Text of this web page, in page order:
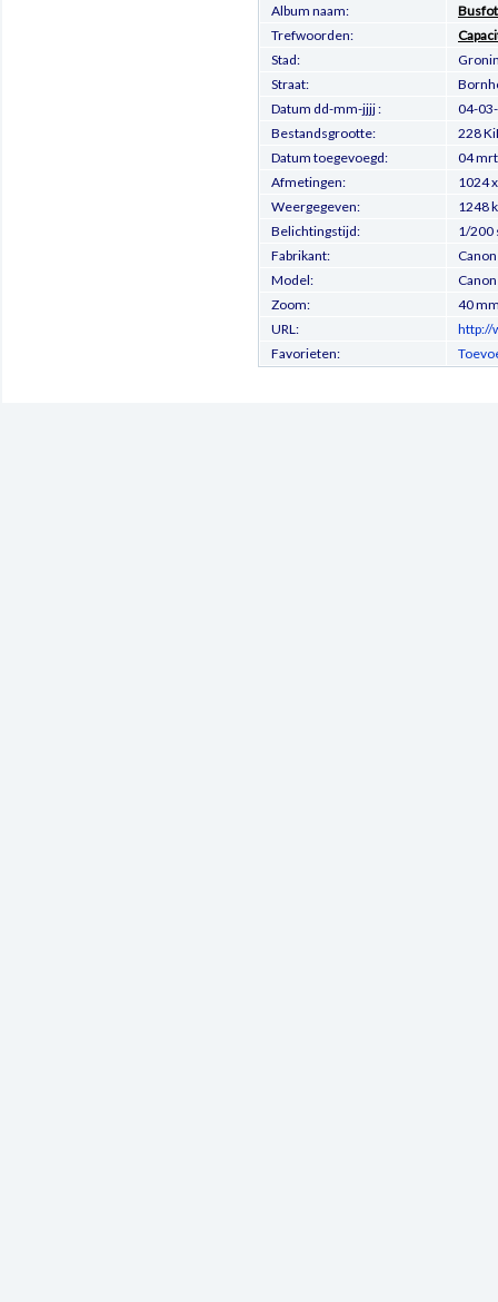
Album naam:
Trefwoorden:
Stad:
Straat:
Datum dd-mm-jjjj :
04-
Bestandsgrootte:
228
Datum toegevoegd:
04
Afmetingen:
1024
Weergegeven:
1248
Belichtingstijd:
1/200
Fabrikant:
Canon
Model:
Zoom:
40
URL:
http://
Favorieten: